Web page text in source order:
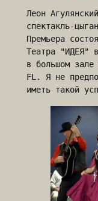
Леон
спектакль-
Премьера
Театра "ИДЕЯ"
в большом
FL. Я не
иметь такой